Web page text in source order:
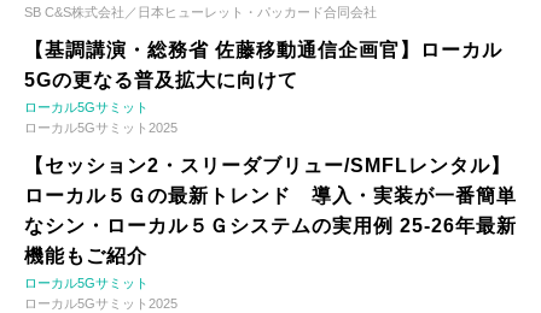
SB C&S株式会社／日本ヒューレット・パッカード合同会社
【基調講演・総務省 佐藤移動通信企画官】ローカル
5Gの更なる普及拡大に向けて
ローカル5Gサミット
ローカル5Gサミット2025
【セッション2・スリーダブリュー/SMFLレンタル】
ローカル５Ｇの最新トレンド 導入・実装が一番簡単
なシン・ローカル５Ｇシステムの実用例 25-26年最新
機能もご紹介
ローカル5Gサミット
ローカル5Gサミット2025